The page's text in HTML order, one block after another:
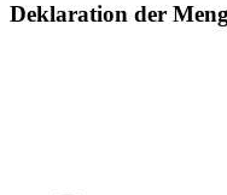
Deklaration der